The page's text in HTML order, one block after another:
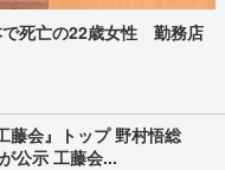
で死亡の22歳女性 勤務店
藤会』トップ 野村悟総
公示 工藤会...